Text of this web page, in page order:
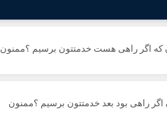
که اگر راهی هست خدمتتون برسیم ؟ممنون
راهی بود بعد خدمتتون برسیم ؟ممنون